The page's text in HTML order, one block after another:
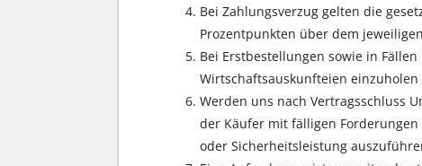
Bei Zahlungsverzug gelten die
Prozentpunkten über dem
Bei Erstbestellungen sowie in
Wirtschaftsauskunfteien
Werden uns nach Vertragsschluss
der Käufer mit fälligen
oder Sicherheitsleistung